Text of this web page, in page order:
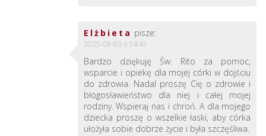
Elżbieta pisze:
2025-09-03 o 14:41
Bardzo dziękuję Św. Rito za pomoc,
wsparcie i opiekę dla mojej córki w dojściu
do zdrowia. Nadal proszę Cię o zdrowie i
błogosławieństwo dla niej i całej mojej
rodziny. Wspieraj nas i chroń. A dla mojego
dziecka proszę o wszelkie łaski, aby córka
ułożyła sobie dobrze życie i była szczęśliwa.